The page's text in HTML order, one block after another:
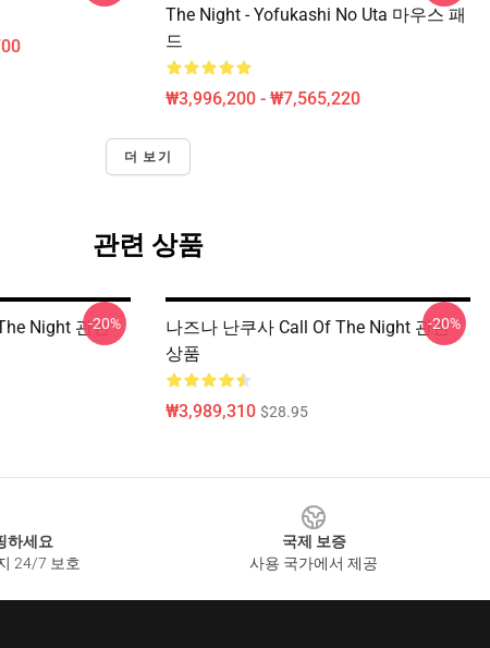
The Night - Yofukashi No Uta 마우스 패
드
₩3,996,200 - ₩7,565,220
더 보기
관련 상품
Night 관련
-20%
나즈나 난쿠사 Call Of The Night 관련
상품
₩3,989,310 $28.95
-20%
하세요
24/7 보호
국제 보증
사용 국가에서 제공